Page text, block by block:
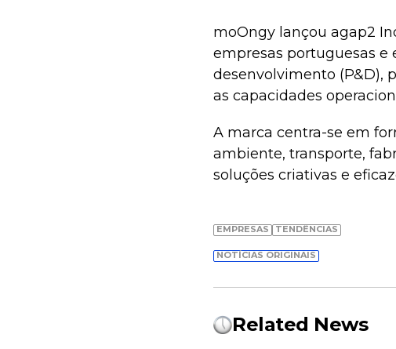
moOngy lançou agap2
empresas portuguesas e
desenvolvimento (P&D),
as capacidades
A marca centra-se em
ambiente, transporte,
soluções criativas e
EMPRESAS TENDÊNCIAS
NOTÍCIAS ORIGINAIS
Related News